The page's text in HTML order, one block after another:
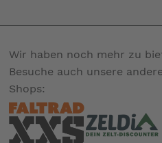
Wir haben noch mehr zu
Besuche auch unsere
Shops: